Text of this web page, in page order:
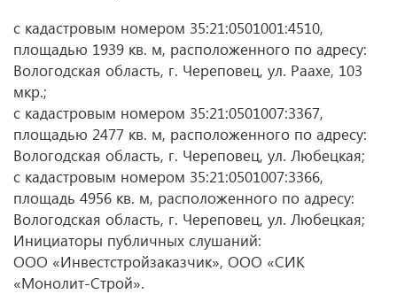
с кадастровым номером 35:21:0501001:4510,
площадью 1939 кв. м, расположенного по адресу:
Вологодская область, г. Череповец, ул. Раахе, 103
мкр.;
с кадастровым номером 35:21:0501007:3367,
площадью 2477 кв. м, расположенного по адресу:
Вологодская область, г. Череповец, ул. Любецкая;
с кадастровым номером 35:21:0501007:3366,
площадь 4956 кв. м, расположенного по адресу:
Вологодская область, г. Череповец, ул. Любецкая;
Инициаторы публичных слушаний:
ООО «Инвестстройзаказчик», ООО «СИК
«Монолит-Строй».